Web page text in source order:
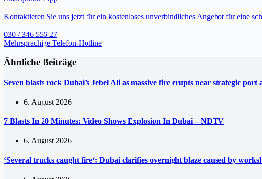
Kontaktieren Sie uns jetzt für ein kostenloses unverbindliches Angebot für eine
030 / 346 556 27
Mehrsprachige Telefon-Hotline
Ähnliche Beiträge
Seven blasts rock Dubai’s Jebel Ali as massive fire erupts near strategic
6. August 2026
7 Blasts In 20 Minutes: Video Shows Explosion In Dubai – NDTV
6. August 2026
‘Several trucks caught fire‘: Dubai clarifies overnight blaze caused by